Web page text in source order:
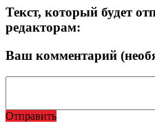
Текст, который будет
редакторам:
Ваш комментарий
Отправить